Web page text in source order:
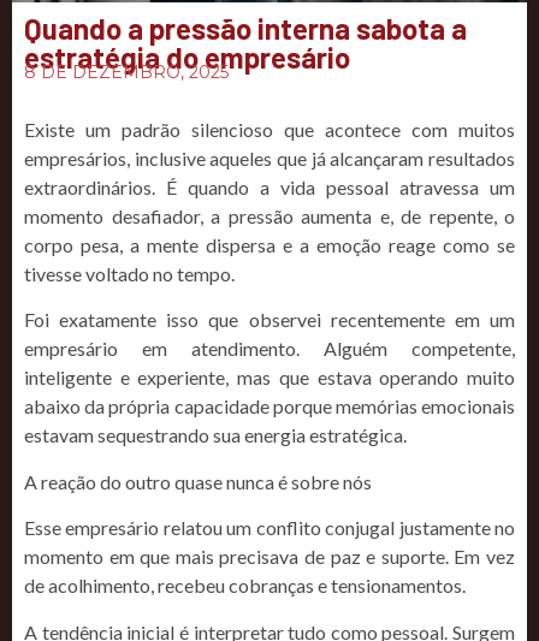
Quando a pressão interna sabota a
estratégia do empresário
8 DE DEZEMBRO, 2025
Existe um padrão silencioso que acontece com muitos
empresários, inclusive aqueles que já alcançaram resultados
extraordinários. É quando a vida pessoal atravessa um
momento desafiador, a pressão aumenta e, de repente, o
corpo pesa, a mente dispersa e a emoção reage como se
tivesse voltado no tempo.
Foi exatamente isso que observei recentemente em um
empresário em atendimento. Alguém competente,
inteligente e experiente, mas que estava operando muito
abaixo da própria capacidade porque memórias emocionais
estavam sequestrando sua energia estratégica.
A reação do outro quase nunca é sobre nós
Esse empresário relatou um conflito conjugal justamente no
momento em que mais precisava de paz e suporte. Em vez
de acolhimento, recebeu cobranças e tensionamentos.
A tendência inicial é interpretar tudo como pessoal. Surgem